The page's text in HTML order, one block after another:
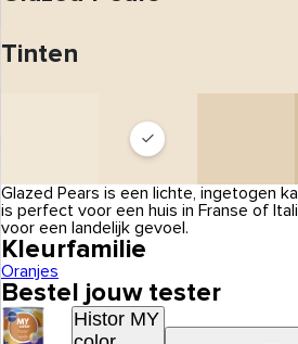
Tinten
Glazed Pears is een lichte, ingetogen
is perfect voor een huis in Franse of
voor een landelijk gevoel.
Kleurfamilie
Oranjes
Bestel jouw tester
Histor MY